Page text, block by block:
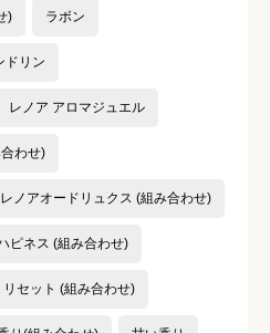
) ラボン
ドリン
レノア アロマジュエル
わせ)
レノアオードリュクス (組み合わせ)
ピネス (組み合わせ)
リセット (組み合わせ)